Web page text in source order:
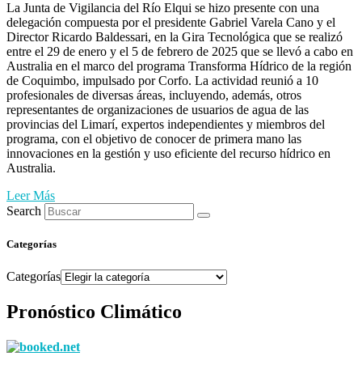
La Junta de Vigilancia del Río Elqui se hizo presente con una
delegación compuesta por el presidente Gabriel Varela Cano y el
Director Ricardo Baldessari, en la Gira Tecnológica que se realizó
entre el 29 de enero y el 5 de febrero de 2025 que se llevó a cabo en
Australia en el marco del programa Transforma Hídrico de la región
de Coquimbo, impulsado por Corfo. La actividad reunió a 10
profesionales de diversas áreas, incluyendo, además, otros
representantes de organizaciones de usuarios de agua de las
provincias del Limarí, expertos independientes y miembros del
programa, con el objetivo de conocer de primera mano las
innovaciones en la gestión y uso eficiente del recurso hídrico en
Australia.
Leer Más
Search
Categorías
Categorías
Pronóstico Climático